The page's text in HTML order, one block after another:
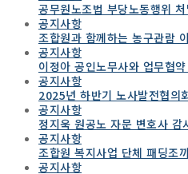
공무원노조법 부당노동행위
공지사항
조합원과 함께하는 농구관람
공지사항
이정아 공인노무사와 업무협
공지사항
2025년 하반기 노사발전협
공지사항
정지욱 원공노 자문 변호사
공지사항
조합원 복지사업 단체 패딩
공지사항